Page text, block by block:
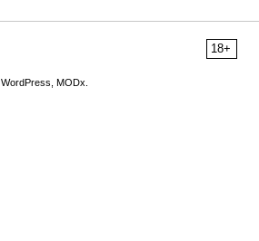
18+
WordPress, MODx.